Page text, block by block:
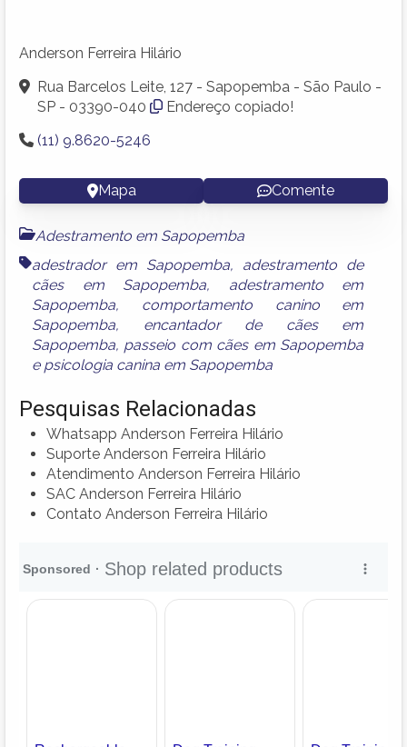
Anderson Ferreira Hilário
Rua Barcelos Leite, 127 - Sapopemba - São Paulo -
SP - 03390-040
Endereço copiado!
(11) 9.8620-5246
Mapa Comente
Adestramento em Sapopemba
adestrador em Sapopemba, adestramento de
cães em Sapopemba, adestramento em
Sapopemba, comportamento canino em
Sapopemba, encantador de cães em
Sapopemba, passeio com cães em Sapopemba
e psicologia canina em Sapopemba
Pesquisas Relacionadas
Whatsapp Anderson Ferreira Hilário
Suporte Anderson Ferreira Hilário
Atendimento Anderson Ferreira Hilário
SAC Anderson Ferreira Hilário
Contato Anderson Ferreira Hilário